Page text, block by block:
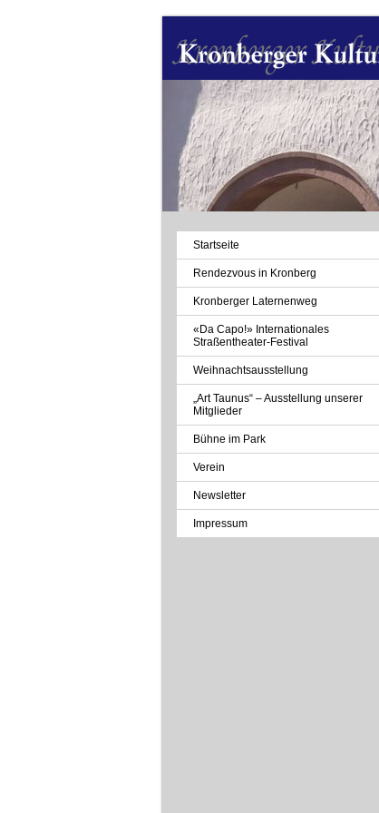
Navigation
überspringen
Startseite
Rendezvous in Kronberg
Kronberger Laternenweg
«Da Capo!» Internationales
Straßentheater-Festival
Weihnachtsausstellung
„Art Taunus“ – Ausstellung unserer
Mitglieder
Bühne im Park
Verein
Newsletter
Impressum